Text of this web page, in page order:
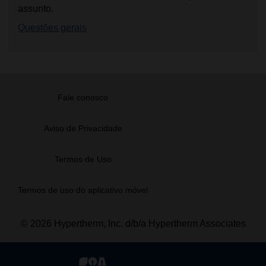
assunto.
Questões gerais
Fale conosco
Aviso de Privacidade
Termos de Uso
Termos de uso do aplicativo móvel
© 2026 Hypertherm, Inc. d/b/a Hypertherm Associates